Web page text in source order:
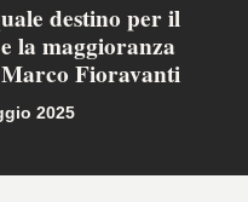
destino per il
la maggioranza
Fioravanti
2025